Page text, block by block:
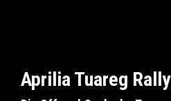
Aprilia Tuareg Rally